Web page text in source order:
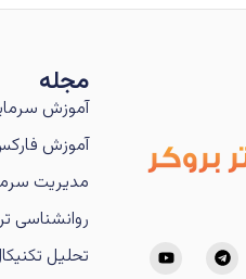
مجله
آموزش
آموزش
مدیریت
روانشناسی
تحلیل